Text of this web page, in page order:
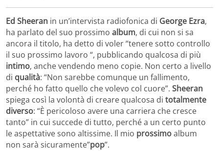
Ed Sheeran in un’intervista radiofonica di George Ezra,
ha parlato del suo prossimo album, di cui non si sa
ancora il titolo, ha detto di voler “tenere sotto controllo
il suo prossimo lavoro “, pubblicando qualcosa di più
intimo, anche vendendo meno copie. Non certo a livello
di qualità: “Non sarebbe comunque un fallimento,
perché ho fatto quello che volevo col cuore”. Sheeran
spiega così la volontà di creare qualcosa di totalmente
diverso: “È pericoloso avere una carriera che cresce
tanto” in cui succede di tutto, perché a un certo punto
le aspettative sono altissime. Il mio prossimoalbum
non sarà sicuramente”pop”.